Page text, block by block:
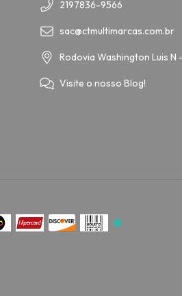
2197836-9566
sac@ctmultimarcas.com.br
Rodovia Washington Luis N
Visite o nosso Blog!